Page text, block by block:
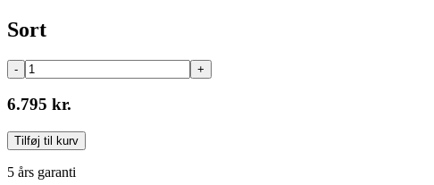
Sort
- +
6.795 kr.
Tilføj til kurv
5 års garanti